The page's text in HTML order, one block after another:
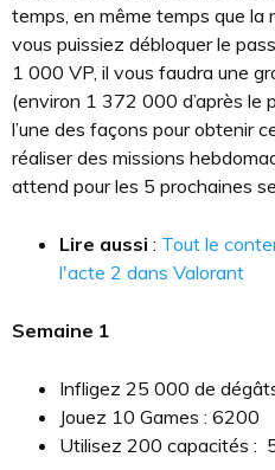
temps, en même temps que la
vous puissiez débloquer le
1 000 VP, il vous faudra une
(environ 1 372 000 d’après
l’une des façons pour obtenir
réaliser des missions
attend pour les 5 prochaines
Lire aussi : Tout le
l'acte 2 dans Valorant
Semaine 1
Infligez 25 000 de
Jouez 10 Games : 6200
Utilisez 200 capacités :